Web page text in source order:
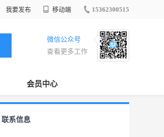
我要发布 移动端 15362300515
微信公众号
查看更多工作
会员中心
联系信息